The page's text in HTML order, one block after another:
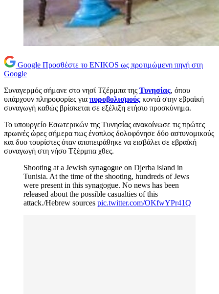
Google Προσθέστε το ENIKOS ως προτιμώμενη πηγή στη
Google
Συναγερμός σήμανε στο νησί Τζέρμπα της Τυνησίας, όπου
υπάρχουν πληροφορίες για πυροβολισμούς κοντά στην εβραϊκή
συναγωγή καθώς βρίσκεται σε εξέλιξη ετήσιο προσκύνημα.
Το υπουργείο Εσωτερικών της Τυνησίας ανακοίνωσε τις πρώτες
πρωινές ώρες σήμερα πως ένοπλος δολοφόνησε δύο αστυνομικούς
και δυο τουρίστες όταν αποπειράθηκε να εισβάλει σε εβραϊκή
συναγωγή στη νήσο Τζέρμπα χθες.
Shooting at a Jewish synagogue on Djerba island in
Tunisia. At the time of the shooting, hundreds of Jews
were present in this synagogue. No news has been
released about the possible casualties of this
attack./Hebrew sources pic.twitter.com/OKfwYPr41Q